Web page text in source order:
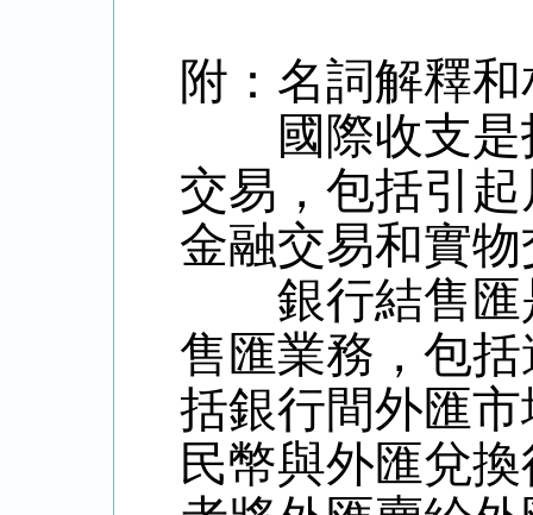
附：名詞解釋
國際收支是
交易，包括引
金融交易和實
銀行結售匯
售匯業務，包
括銀行間外匯
民幣與外匯兌